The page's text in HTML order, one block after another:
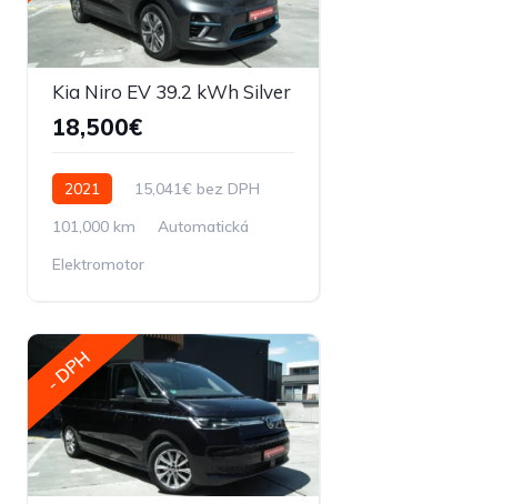
Kia Niro EV 39.2 kWh Silver
18,500€
2021
15,041€ bez DPH
101,000 km
Automatická
Elektromotor
- DPH